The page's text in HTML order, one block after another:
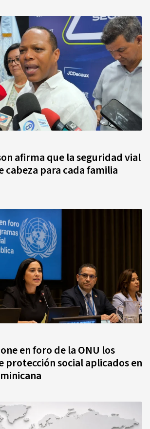
afirma que la seguridad vial
cabeza para cada familia
en foro de la ONU los
protección social aplicados en